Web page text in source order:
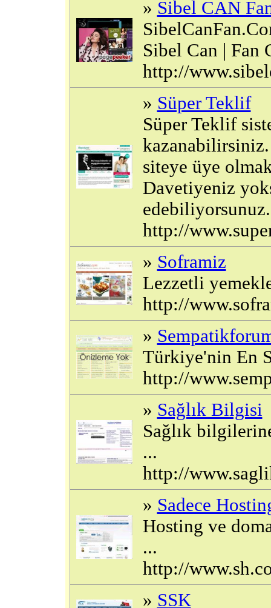
» Sibel CAN
Sibel Can | Fan
http://
» Süper Teklif
Süper Teklif
siteye üye
Davetiyeniz
http://
» Soframiz
Lezzetli
http://
»
Türkiye'nin En
http://
» Sağlık Bilgisi
Sağlık
...
http://
» Sadece
Hosting ve
...
http://
» SSK